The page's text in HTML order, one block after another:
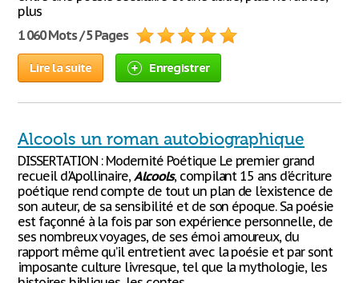
plus
1 060 Mots / 5 Pages
Lire la suite Enregistrer
Alcools un roman autobiographique
DISSERTATION : Modernité Poétique Le premier grand
recueil d'Apollinaire,Alcools, compilant 15 ans d'écriture
poétique rend compte de tout un plan de l'existence de
son auteur, de sa sensibilité et de son époque. Sa poésie
est façonné à la fois par son expérience personnelle, de
ses nombreux voyages, de ses émoi amoureux, du
rapport même qu’il entretient avec la poésie et par sont
imposante culture livresque, tel que la mythologie, les